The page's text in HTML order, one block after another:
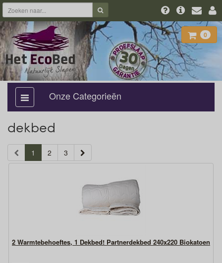
0
categorie
aan,
Onze Categorieën
dekbed
1 (current)
2 3
2 Warmtebehoeftes, 1 Dekbed! Partnerdekbed 240x220 Biokatoen